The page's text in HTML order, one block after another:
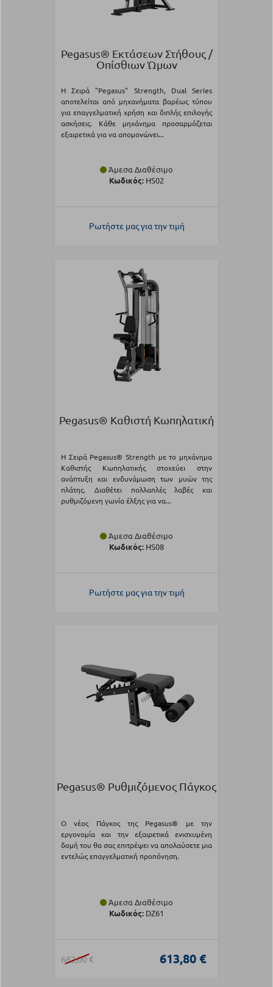
Pegasus® Εκτάσεων Στήθους /
Οπίσθιων Ώμων
Η Σειρά "Pegasus" Strength, Dual Series
αποτελείται από μηχανήματα βαρέως τύπου
για επαγγελματική χρήση και διπλής επιλογής
ασκήσεις. Κάθε μηχάνημα προσαρμόζεται
εξαιρετικά για να απομονώνει...
Άμεσα Διαθέσιμο
Κωδικός: HS02
Ρωτήστε μας για την τιμή
Pegasus® Καθιστή Κωπηλατική
Η Σειρά Pegasus® Strength με το μηχάνημα
Καθιστής Κωπηλατικής στοχεύει στην
ανάπτυξη και ενδυνάμωση των μυών της
πλάτης. Διαθέτει πολλαπλές λαβές και
ρυθμιζόμενη γωνία έλξης για να...
Άμεσα Διαθέσιμο
Κωδικός: HS08
Ρωτήστε μας για την τιμή
Pegasus® Ρυθμιζόμενος Πάγκος
Ο νέος Πάγκος της Pegasus® με την
εργονομία και την εξαιρετικά ενισχυμένη
δομή του θα σας επιτρέψει να απολαύσετε μια
εντελώς επαγγελματική προπόνηση.
Άμεσα Διαθέσιμο
Κωδικός: DZ61
682,00 € 613,80 €